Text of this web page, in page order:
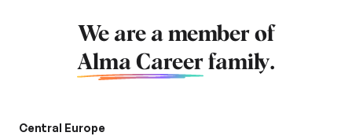
We are a member of
Alma Career family.
Central Europe